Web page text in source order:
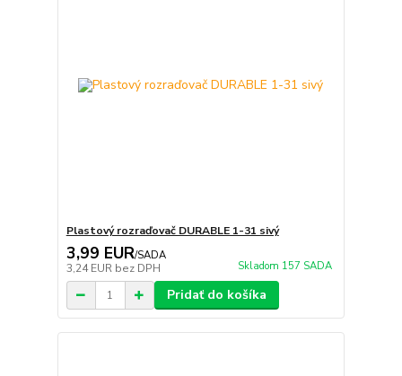
Plastový rozraďovač DURABLE 1-31 sivý
3,99 EUR/SADA
3,24 EUR bez DPH Skladom 157 SADA
Pridať do košíka